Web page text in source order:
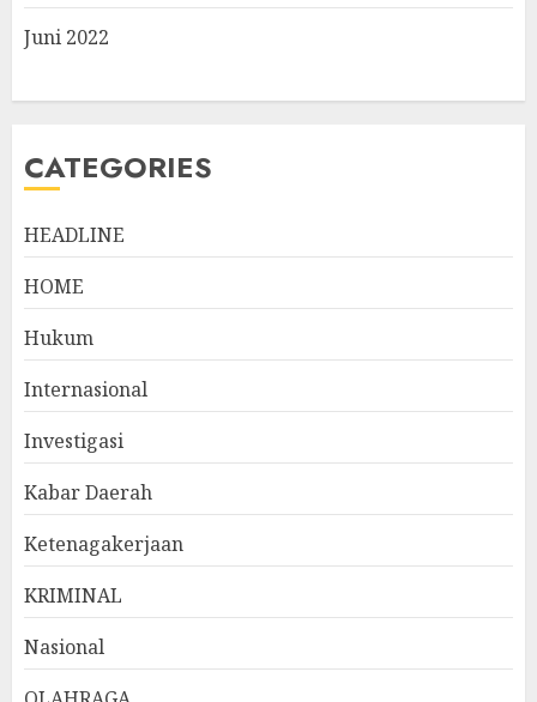
Juni 2022
CATEGORIES
HEADLINE
HOME
Hukum
Internasional
Investigasi
Kabar Daerah
Ketenagakerjaan
KRIMINAL
Nasional